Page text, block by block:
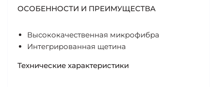
ОСОБЕННОСТИ И ПРЕИМУЩЕСТВА
Высококачественная микрофибра
Интегрированная щетина
Технические характеристики